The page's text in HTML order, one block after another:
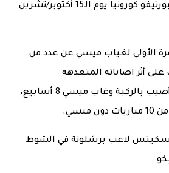
فسيلحق بمواجهة ديبورتيفو كورونيا يوم الـ15 أكتوبر/تشرين
الأولي لغياب ميسي عن عدد من
على أثر اصاباته المتعدهه
ففيالموسم الماضى أصيب بالركبة وغاب ميسي 8 أسابيع،
لاعب برشلونة في الشوط